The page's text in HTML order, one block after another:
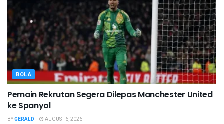
BOLA
Pemain Rekrutan Segera Dilepas Manchester United
ke Spanyol
BYGERALD AUGUST 6, 2026